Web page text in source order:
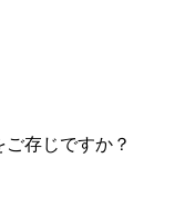
存じですか？